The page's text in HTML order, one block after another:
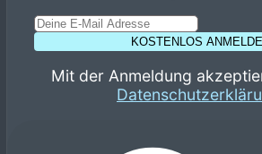
KOSTENLOS
Mit der Anmeldung